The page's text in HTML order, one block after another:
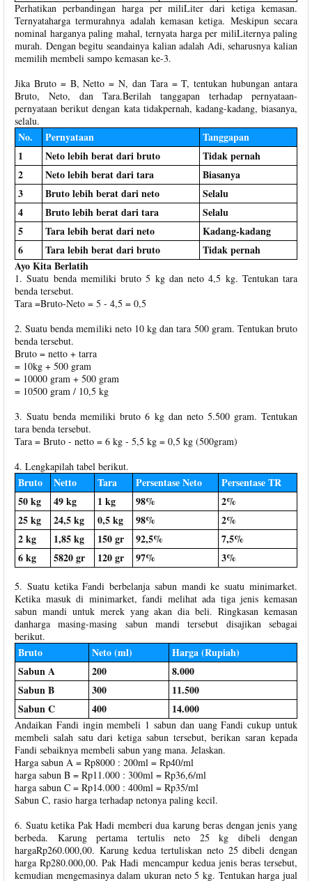
Perhatikan perbandingan harga per miliLiter dari ketiga kemasan.
Ternyataharga termurahnya adalah kemasan ketiga. Meskipun secara
nominal harganya paling mahal, ternyata harga per miliLiternya paling
murah. Dengan begitu seandainya kalian adalah Adi, seharusnya kalian
memilih membeli sampo kemasan ke-3.
Jika Bruto = B, Netto = N, dan Tara = T, tentukan hubungan antara
Bruto, Neto, dan Tara.Berilah tanggapan terhadap pernyataan-
pernyataan berikut dengan kata tidakpernah, kadang-kadang, biasanya,
selalu.
No. Pernyataan
Tanggapan
1
Neto lebih berat dari bruto
Tidak pernah
2
Neto lebih berat dari tara
Biasanya
3
Bruto lebih berat dari neto
Selalu
4
Bruto lebih berat dari tara
Selalu
5
Tara lebih berat dari neto
Kadang-kadang
6
Tara lebih berat dari bruto
Tidak pernah
Ayo Kita Berlatih
1. Suatu benda memiliki bruto 5 kg dan neto 4,5 kg. Tentukan tara
benda tersebut.
Tara =Bruto-Neto = 5 - 4,5 = 0,5
2. Suatu benda memiliki neto 10 kg dan tara 500 gram. Tentukan bruto
benda tersebut.
Bruto = netto + tarra
= 10kg + 500 gram
= 10000 gram + 500 gram
= 10500 gram / 10,5 kg
3. Suatu benda memiliki bruto 6 kg dan neto 5.500 gram. Tentukan
tara benda tersebut.
Tara = Bruto - netto = 6 kg - 5,5 kg = 0,5 kg (500gram)
4. Lengkapilah tabel berikut.
Bruto Netto Tara Persentase Neto
Persentase TR
50 kg
49 kg 1 kg 98%
2%
25 kg
24,5 kg 0,5 kg 98%
2%
2 kg
1,85 kg 150 gr 92,5%
7,5%
6 kg
5820 gr 120 gr 97% 3%
5. Suatu ketika Fandi berbelanja sabun mandi ke suatu minimarket.
Ketika masuk di minimarket, fandi melihat ada tiga jenis kemasan
sabun mandi untuk merek yang akan dia beli. Ringkasan kemasan
danharga masing-masing sabun mandi tersebut disajikan sebagai
berikut.
Bruto Neto (ml)
Harga (Rupiah)
Sabun A
200
8.000
Sabun B
300
11.500
Sabun C
400 14.000
Andaikan Fandi ingin membeli 1 sabun dan uang Fandi cukup untuk
membeli salah satu dari ketiga sabun tersebut, berikan saran kepada
Fandi sebaiknya membeli sabun yang mana. Jelaskan.
Harga sabun A = Rp8000 : 200ml = Rp40/ml
harga sabun B = Rp11.000 : 300ml = Rp36,6/ml
harga sabun C = Rp14.000 : 400ml = Rp35/ml
Sabun C, rasio harga terhadap netonya paling kecil.
6. Suatu ketika Pak Hadi memberi dua karung beras dengan jenis yang
berbeda. Karung pertama tertulis neto 25 kg dibeli dengan
hargaRp260.000,00. Karung kedua tertuliskan neto 25 dibeli dengan
harga Rp280.000,00. Pak Hadi mencampur kedua jenis beras tersebut,
kemudian mengemasinya dalam ukuran neto 5 kg. Tentukan harga jual